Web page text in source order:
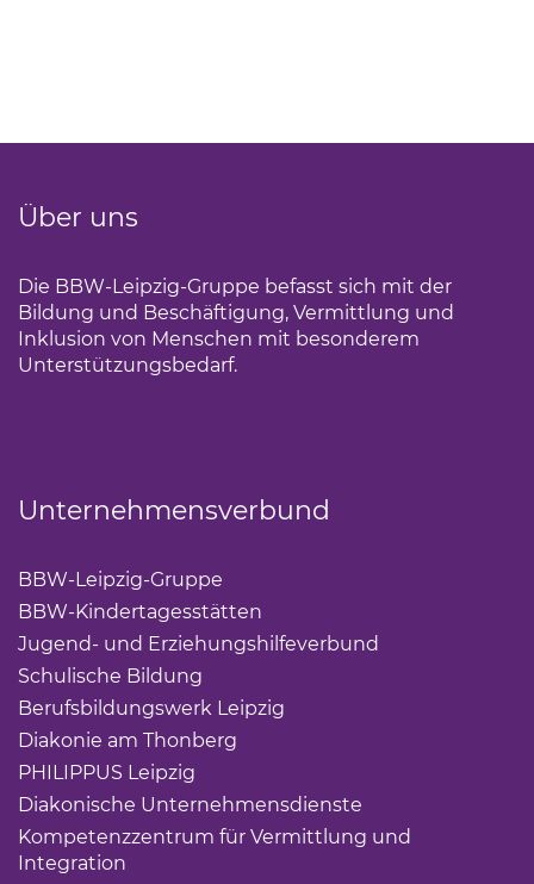
Über uns
Die BBW-Leipzig-Gruppe befasst sich mit der
Bildung und Beschäftigung, Vermittlung und
Inklusion von Menschen mit besonderem
Unterstützungsbedarf.
Unternehmensverbund
BBW-Leipzig-Gruppe
BBW-Kindertagesstätten
Jugend- und Erziehungshilfeverbund
Schulische Bildung
Berufsbildungswerk Leipzig
Diakonie am Thonberg
PHILIPPUS Leipzig
Diakonische Unternehmensdienste
Kompetenzzentrum für Vermittlung und
Integration